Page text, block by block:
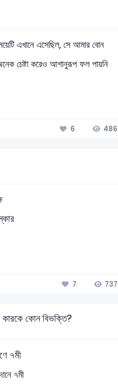
এখানে এসেছিল, সে আমার বোন
চেষ্টা করেও আশানুরূপ ফল পায়নি
6 486
7 737
কোন বিভক্তি?
৭মী
৭মী